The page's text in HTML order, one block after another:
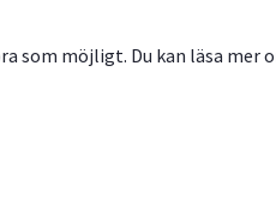
som möjligt. Du kan läsa mer